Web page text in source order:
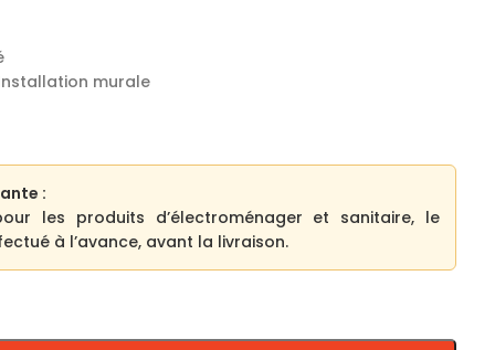
murale
:
les produits d’électroménager et sanitaire, le
à l’avance, avant la livraison.